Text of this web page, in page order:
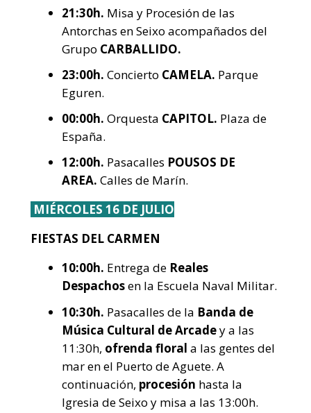
21:30h. Misa y Procesión de las
Antorchas en Seixo acompañados del
Grupo CARBALLIDO.
23:00h. Concierto CAMELA. Parque
Eguren.
00:00h. Orquesta CAPITOL. Plaza de
España.
12:00h. Pasacalles POUSOS DE
AREA. Calles de Marín.
MIÉRCOLES 16 DE JULIO
FIESTAS DEL CARMEN
10:00h. Entrega de Reales
Despachosen la Escuela Naval Militar.
10:30h. Pasacalles de la Banda de
Música Cultural de Arcadey a las
11:30h, ofrenda floral a las gentes del
mar en el Puerto de Aguete. A
continuación, procesión hasta la
Igresia de Seixo y misa a las 13:00h.